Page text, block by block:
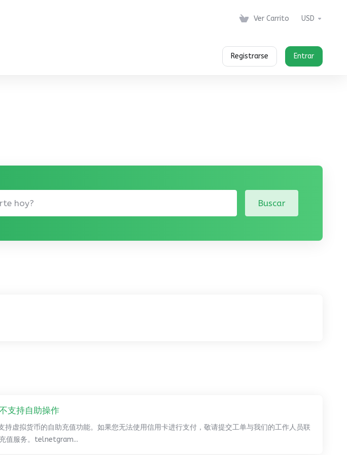
Ver Carrito USD
Registrarse Entrar
Buscar
支持自助操作
虚拟货币的自助充值功能。如果您无法使用信用卡进行支付，敬请提交工单与我们的工作人员联
值服务。telnetgram...